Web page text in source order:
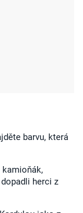
barvu, která
herci z